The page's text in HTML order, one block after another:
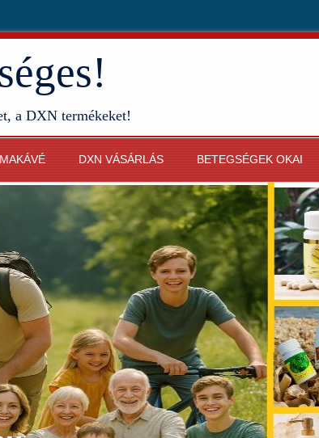
a DXN termékeket!
DXN VÁSÁRLÁS BETEGSÉGEK OKAI